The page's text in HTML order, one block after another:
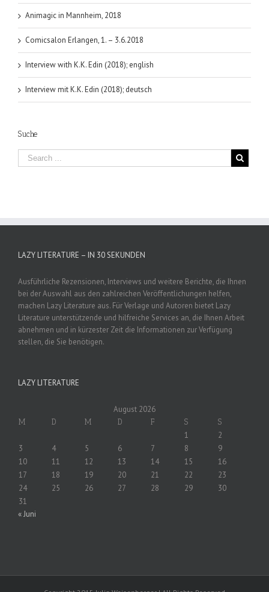
Animagic in Mannheim, 2018
Comicsalon Erlangen, 1. – 3.6.2018
Interview with K.K. Edin (2018); english
Interview mit K.K. Edin (2018); deutsch
Suche
LAZY LITERATURE – IN 30 SEKUNDEN
Ausführliche Rezensionen, Interviews und weitere Berichte, die Ihnen
bei der Auswahl aus den zahlreichen Veröffentlichungen helfen,
machen Lazy Literature aus. Für Verlage und Autoren bietet Lazy
Literature unterstützende und hilfreiche Services an, die Ihnen Arbeit
abnehmen und in kürzester Zeit die Informationen zur Verfügung
stellen, die Sie benötigen.
LAZY LITERATURE
August 2026
M D M D F S S
1
2
3
4 5 6 7 8
9
10
11 12 13 14 15
16
17
18 19 20 21 22
23
24
25 26 27 28 29
30
31
« Juni